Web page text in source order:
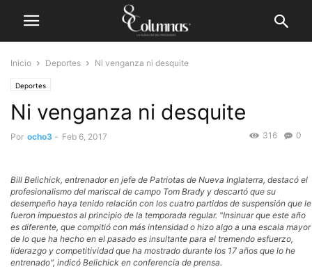
Inicio Deportes Ni venganza ni desquite
Deportes
Ni venganza ni desquite
Por ocho3 - Feb 6, 2017 0
316
Bill Belichick, entrenador en jefe de Patriotas de Nueva Inglaterra, destacó el
profesionalismo del mariscal de campo Tom Brady y descartó que su
desempeño haya tenido relación con los cuatro partidos de suspensión que le
fueron impuestos al principio de la temporada regular. "Insinuar que este año
es diferente, que compitió con más intensidad o hizo algo a una escala mayor
de lo que ha hecho en el pasado es insultante para el tremendo esfuerzo,
liderazgo y competitividad que ha mostrado durante los 17 años que lo he
entrenado", indicó Belichick en conferencia de prensa.